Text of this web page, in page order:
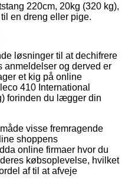
220cm, 20kg (320 kg),
en dreng eller pige.
løsninger til at dechifrere
anmeldelser og derved er
et kig på online
410 International
forinden du lægger din
visse fremragende
shoppens
online firmaer hvor du
købsoplevelse, hvilket
af til at afveje